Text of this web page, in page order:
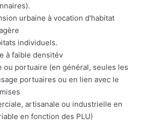
urbaine à vocation d'habitat
individuels.
à faible densitév
ou portuaire (en général, seules les
portuaires ou en lien avec le
artisanale ou industrielle en
en fonction des PLU)